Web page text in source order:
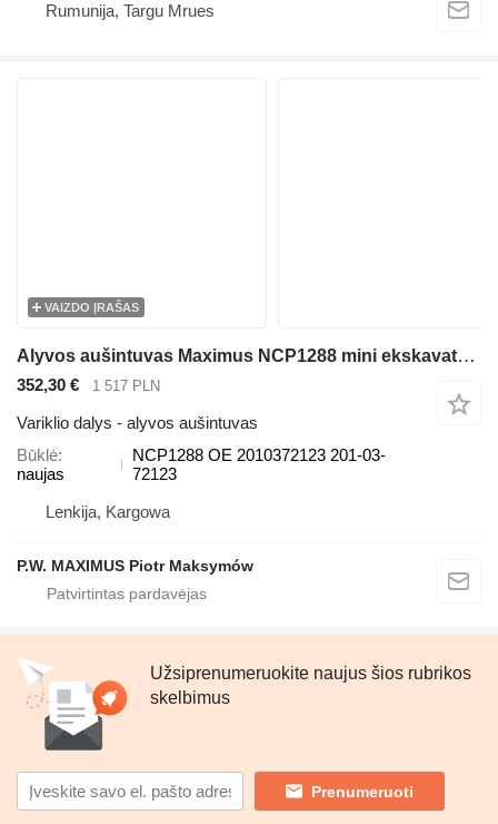
Rumunija, Targu Mrues
VAIZDO ĮRAŠAS
Alyvos aušintuvas Maximus NCP1288 mini ekskavatoriaus Komatsu PC60, PC57
352,30 € 1 517 PLN
Variklio dalys - alyvos aušintuvas
Būklė
naujas
NCP1288 OE 2010372123 201-03-
72123
Lenkija, Kargowa
P.W. MAXIMUS Piotr Maksymów
Užsiprenumeruokite naujus šios rubrikos
skelbimus
Prenumeruoti